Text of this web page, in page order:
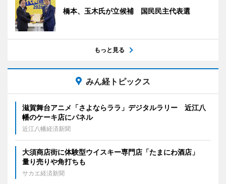
橋本、玉木氏が立候補 国民民主代表選
もっと見る
みん経トピックス
滋賀舞台アニメ「さよならララ」デジタルラリー 近江八
幡のケーキ店にパネル
近江八幡経済新聞
大須商店街に体験型ウイスキー専門店「たまにわ酒店」
量り売りや角打ちも
サカエ経済新聞